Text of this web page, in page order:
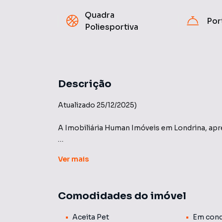
Quadra
Poliesportiva
Descrição
Atualizado 25/12/2025)
A Imobiliária Human Imóveis em Londrina,
Tranquilidade e qualidade de vida, contato
Ver mais
Comodidades do imóvel
Aceita Pet Em